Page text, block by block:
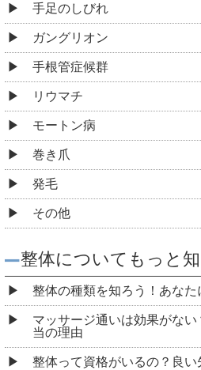
手足のしびれ
ガングリオン
手根管症候群
リウマチ
モートン病
巻き爪
発毛
その他
整体についてもっと知
整体の種類を知ろう！あなた
マッサージ通いは効果がな
当の理由
整体って資格がいるの？良